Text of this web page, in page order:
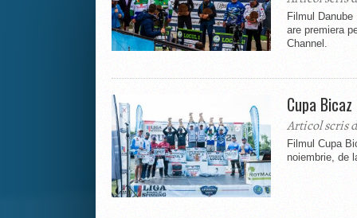
Filmul
are premiera
Channel.
Cupa Bicaz
Articol scris
Filmul Cupa
noiembrie, de